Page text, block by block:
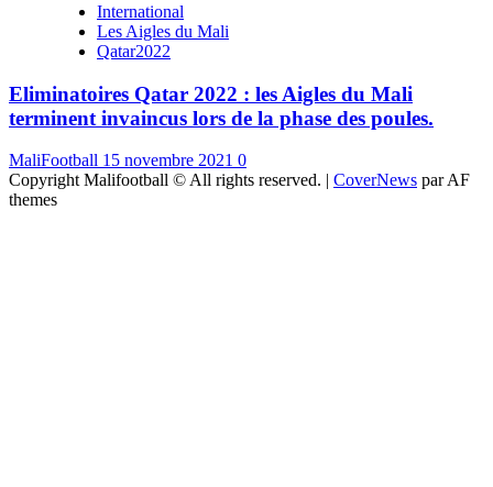
International
Les Aigles du Mali
Qatar2022
Eliminatoires Qatar 2022 : les Aigles du Mali
terminent invaincus lors de la phase des poules.
MaliFootball 15 novembre 2021 0
Copyright Malifootball © All rights reserved. | CoverNews par AF
themes